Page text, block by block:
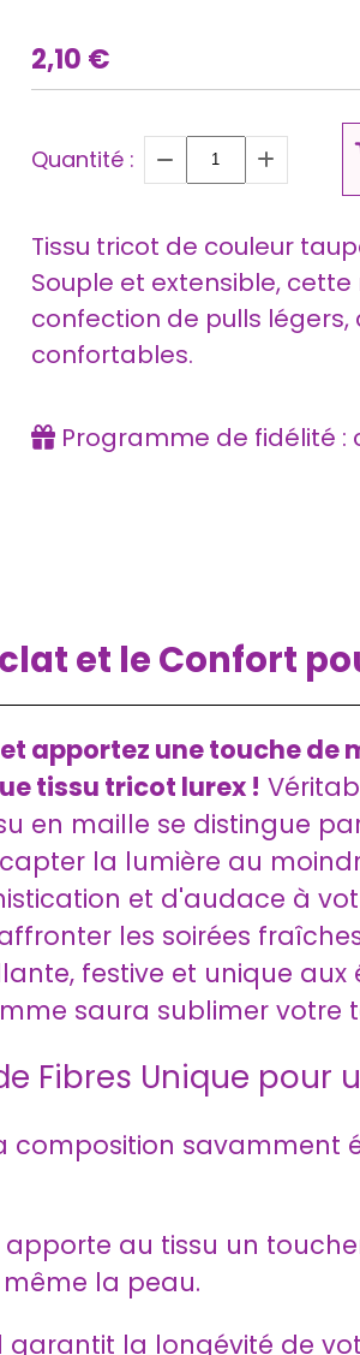
2,10 €
Quantité :
Tissu tricot de couleur
Souple et extensible,
confection de pulls
confortables.
Programme de fidélité :
et le Confort
apportez une touche de
tissu tricot lurex !
en maille se distingue
la lumière au
et d'audace à
les soirées
festive et unique aux
saura sublimer votre
Fibres Unique pour
composition
apporte au tissu un
la peau.
garantit la longévité de